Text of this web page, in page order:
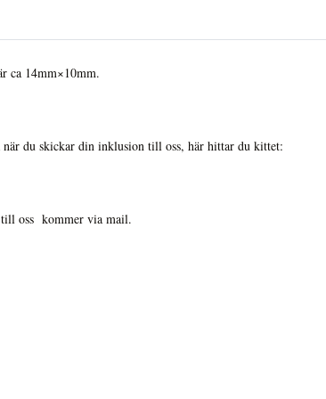
ca 14mm×10mm.
du skickar din inklusion till oss, här hittar du kittet:
till oss kommer via mail.